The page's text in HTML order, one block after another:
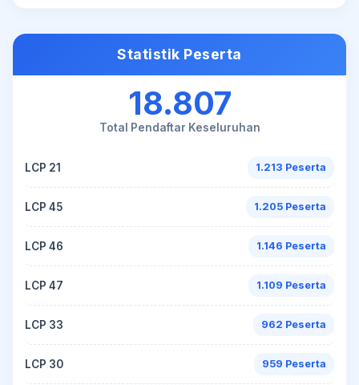
Statistik Peserta
18.807
Total Pendaftar Keseluruhan
LCP 21 1.213 Peserta
LCP 45 1.205 Peserta
LCP 46 1.146 Peserta
LCP 47 1.109 Peserta
LCP 33 962 Peserta
LCP 30 959 Peserta